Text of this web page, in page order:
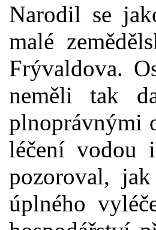
Narodil se
malé
Frývaldova.
neměli tak
plnoprávnými
léčení vodou
pozoroval,
úplného